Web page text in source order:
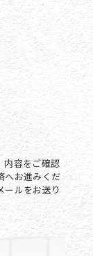
内容をご確認
へお進みくだ
ールをお送り